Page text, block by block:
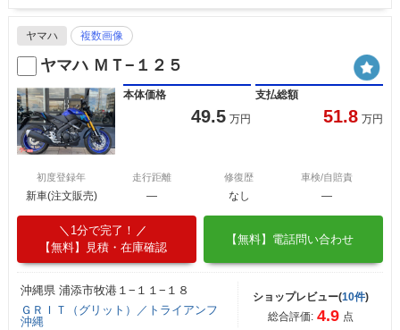
ヤマハ 複数画像
ヤマハ ＭＴ−１２５
本体価格
49.5 万円
支払総額
51.8 万円
初度登録年
新車(注文販売)
走行距離
―
修復歴
なし
車検/自賠責
―
1分で完了！
【無料】見積・在庫確認
【無料】電話問い合わせ
沖縄県 浦添市牧港１−１１−１８
ＧＲＩＴ（グリット）／トライアンフ
沖縄
ショップレビュー(10件)
総合評価: 4.9 点